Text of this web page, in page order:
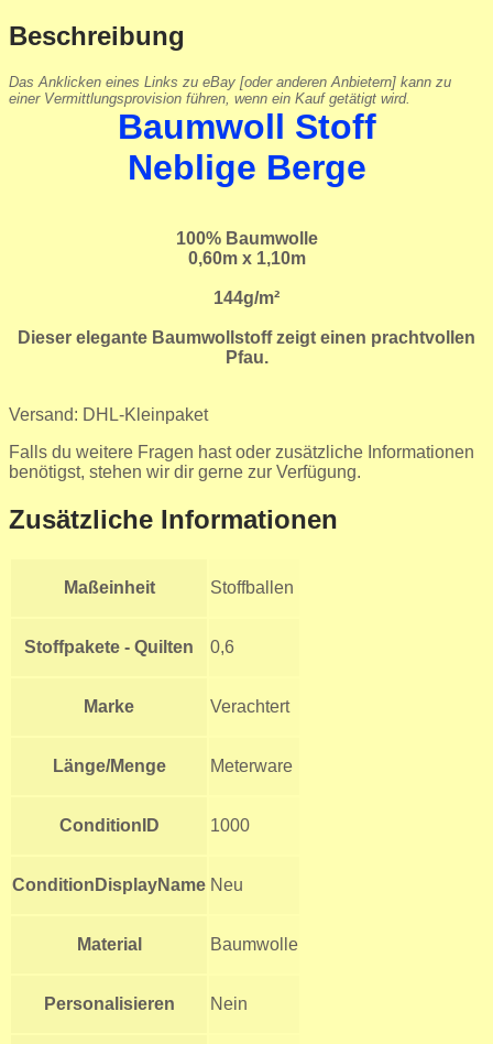
Beschreibung
Das Anklicken eines Links zu eBay [oder anderen Anbietern] kann zu
einer Vermittlungsprovision führen, wenn ein Kauf getätigt wird.
Baumwoll Stoff
Neblige Berge
100% Baumwolle
0,60m x 1,10m
144g/m²
Dieser elegante Baumwollstoff zeigt einen prachtvollen
Pfau.
Versand: DHL-Kleinpaket
Falls du weitere Fragen hast oder zusätzliche Informationen
benötigst, stehen wir dir gerne zur Verfügung.
Zusätzliche Informationen
Maßeinheit Stoffballen
Stoffpakete - Quilten 0,6
Marke Verachtert
Länge/Menge Meterware
ConditionID 1000
ConditionDisplayName Neu
Material Baumwolle
Personalisieren Nein